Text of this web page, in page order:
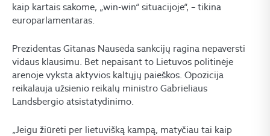
kaip kartais sakome, „win-win“ situacijoje“, – tikina
europarlamentaras.
Prezidentas Gitanas Nausėda sankcijų ragina nepaversti
vidaus klausimu. Bet nepaisant to Lietuvos politinėje
arenoje vyksta aktyvios kaltųjų paieškos. Opozicija
reikalauja užsienio reikalų ministro Gabrieliaus
Landsbergio atsistatydinimo.
„Jeigu žiūrėti per lietuvišką kampą, matyčiau tai kaip